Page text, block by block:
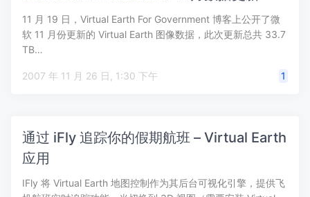
11 月 19 日，Virtual Earth For Government 博客上公开了微
软 11 月份更新的 Virtual Earth 图像数据，此次更新总共 33.7
TB…
2007 年 11 月 26 日, 1:30 下午 1
通过 iFly 追踪你的假期航班 – Virtual Earth
应用
IFly 将 Virtual Earth 地图控制作为其后台可视化引擎，提供飞